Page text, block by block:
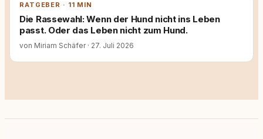
RATGEBER · 11 MIN
Die Rassewahl: Wenn der Hund nicht ins Leben
passt. Oder das Leben nicht zum Hund.
von Miriam Schäfer · 27. Juli 2026